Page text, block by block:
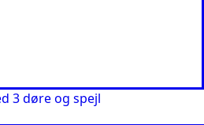
3 døre og spejl